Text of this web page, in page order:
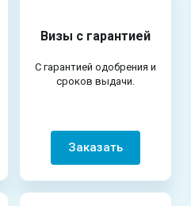
Визы с гарантией
С гарантией одобрения и
сроков выдачи.
Заказать